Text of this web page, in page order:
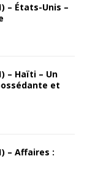
– États-Unis –
– Haïti – Un
et
– Affaires :